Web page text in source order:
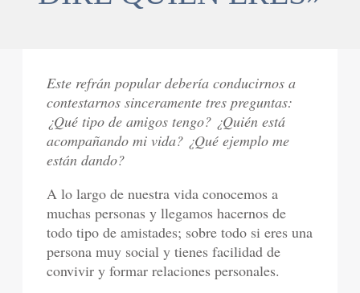
Este refrán popular debería conducirnos a
contestarnos sinceramente tres preguntas:
¿Qué tipo de amigos tengo? ¿Quién está
acompañando mi vida? ¿Qué ejemplo me
están dando?
A lo largo de nuestra vida conocemos a
muchas personas y llegamos hacernos de
todo tipo de amistades; sobre todo si eres una
persona muy social y tienes facilidad de
convivir y formar relaciones personales.